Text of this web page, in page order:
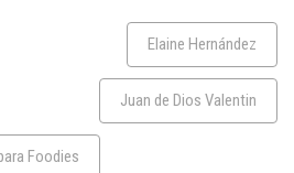
Elaine Hernández
Juan de Dios Valentin
Foodies